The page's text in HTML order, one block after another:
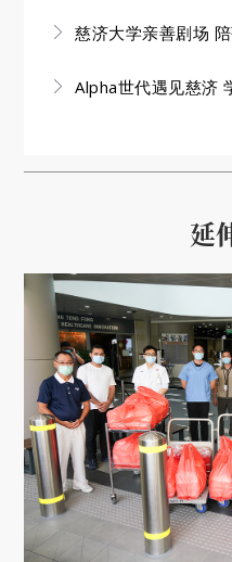
慈济大学亲善剧场
Alpha世代遇见慈济
延